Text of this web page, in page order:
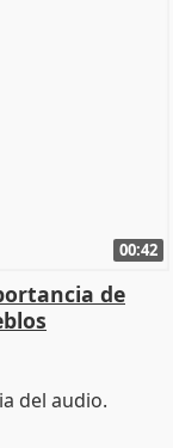
00:42
de